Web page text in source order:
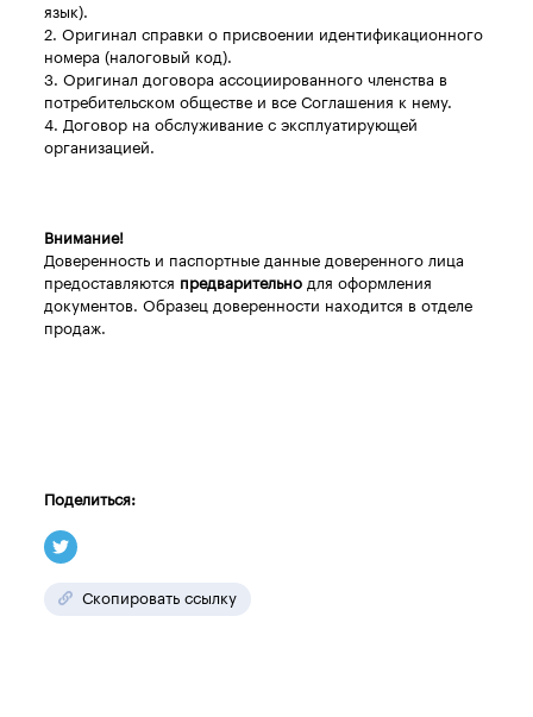
язык).
2. Оригинал справки о присвоении идентификационного
номера (налоговый код).
3. Оригинал договора ассоциированного членства в
потребительском обществе и все Соглашения к нему.
4. Договор на обслуживание с эксплуатирующей
организацией.
Внимание!
Доверенность и паспортные данные доверенного лица
предоставляются предварительно для оформления
документов. Образец доверенности находится в отделе
продаж.
Поделиться:
Скопировать ссылку